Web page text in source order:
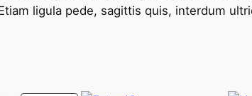
5
2
ligula pede, sagittis quis, interdum